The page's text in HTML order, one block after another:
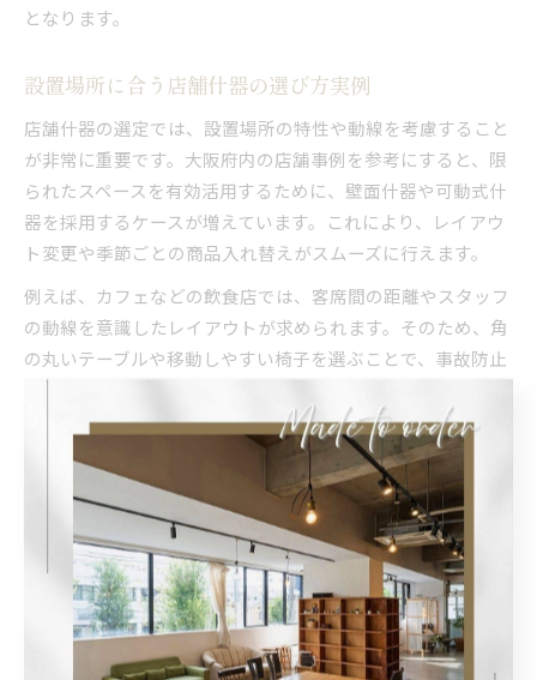
となります。
設置場所に合う店舗什器の選び方実例
店舗什器の選定では、設置場所の特性や動線を考慮すること
が非常に重要です。大阪府内の店舗事例を参考にすると、限
られたスペースを有効活用するために、壁面什器や可動式什
器を採用するケースが増えています。これにより、レイアウ
ト変更や季節ごとの商品入れ替えがスムーズに行えます。
例えば、カフェなどの飲食店では、客席間の距離やスタッフ
の動線を意識したレイアウトが求められます。そのため、角
の丸いテーブルや移動しやすい椅子を選ぶことで、事故防止
グルーム付近に収納力の高い什器を配置し、空間全体の統一
感と機能性を確保する実例もあります。
設置場所ごとに什器のサイズや高さ、素材を変えることで、
店舗全体の印象や使い勝手が大きく向上します。現場での動
線確認や、スタッフ・お客様の目線でのシミュレーションを
行うことが、失敗を防ぐカギとなります。
費用対効果で比較する店舗什器評価基準